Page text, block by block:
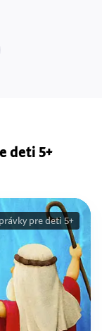
deti 5+
pre deti 5+